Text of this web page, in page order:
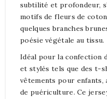
subtilité et profondeur,
motifs de fleurs de
quelques branches
poésie végétale au tissu.
Idéal pour la confection
et stylés tels que des t-
vêtements pour enfants,
de puériculture. Ce